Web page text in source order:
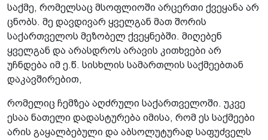
საქმე, რომელსაც მსოფლიოში არცერთი ქვეყანა არ
ცნობს. მე დავდივარ ყველგან მათ შორის
საქართველოს მეზობელ ქვეყნებში. მიღებენ
ყველგან და არასდროს არავის კითხვები არ
უჩნდება იმ ე.წ. სისხლის სამართლის საქმეებთან
დაკავშირებით,
რომელიც ჩემზეა აღძრული საქართველოში. უკვე
ესაა ნათელი დადასტურება იმისა, რომ ეს საქმეები
არის გაყალბებული და აბსოლუტურად საფუძველს